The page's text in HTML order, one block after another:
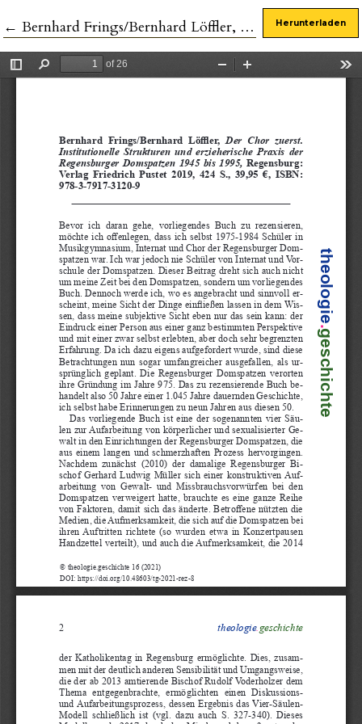
← Zu Artikeldetails zurückkehren
Bernhard Frings/Bernhard Löffler, Der Chor zuerst. Institutionelle Strukturen und erzieherische Praxis der Regensburger Domspatzen 1945 bis 1995 Herunterladen